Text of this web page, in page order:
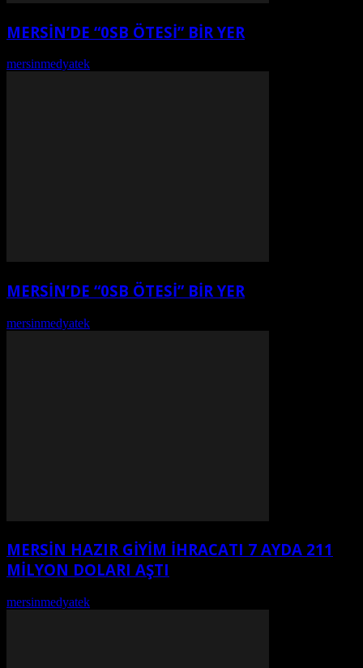
MERSİN’DE “0SB ÖTESİ” BİR YER
mersinmedyatek
MERSİN’DE “0SB ÖTESİ” BİR YER
mersinmedyatek
MERSİN HAZIR GİYİM İHRACATI 7 AYDA 211
MİLYON DOLARI AŞTI
mersinmedyatek